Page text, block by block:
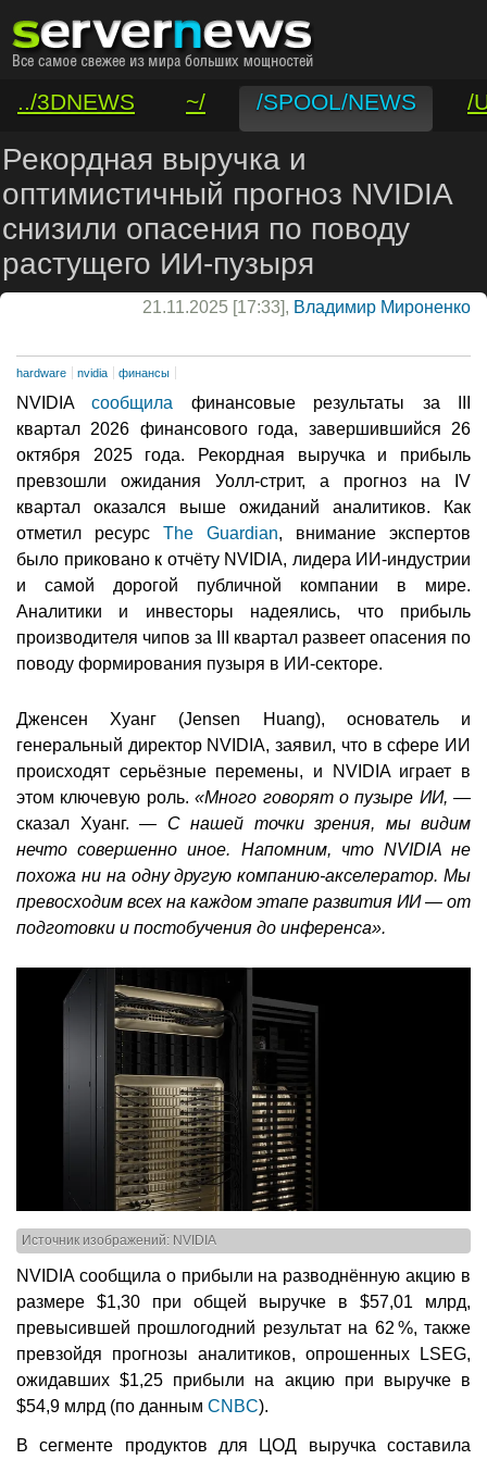
../3DNEWS ~/ /SPOOL/NEWS
/
/VAR/CONTACT
Рекордная выручка и
оптимистичный прогноз NVIDIA
снизили опасения по поводу
растущего ИИ-пузыря
21.11.2025 [17:33], Владимир Мироненко
hardware nvidia финансы
NVIDIAсообщила финансовые результаты за III
квартал 2026 финансового года, завершившийся 26
октября 2025 года. Рекордная выручка и прибыль
превзошли ожидания Уолл-стрит, а прогноз на IV
квартал оказался выше ожиданий аналитиков. Как
отметил ресурс The Guardian, внимание экспертов
было приковано к отчёту NVIDIA, лидера ИИ-индустрии
и самой дорогой публичной компании в мире.
Аналитики и инвесторы надеялись, что прибыль
производителя чипов за III квартал развеет опасения по
поводу формирования пузыря в ИИ-секторе.
Дженсен Хуанг (Jensen Huang), основатель и
генеральный директор NVIDIA, заявил, что в сфере ИИ
происходят серьёзные перемены, и NVIDIA играет в
этом ключевую роль.«Много говорят о пузыре ИИ, —
сказал Хуанг. — С нашей точки зрения, мы видим
нечто совершенно иное. Напомним, что NVIDIA не
похожа ни на одну другую компанию-акселератор. Мы
превосходим всех на каждом этапе развития ИИ — от
подготовки и постобучения до инференса».
Источник изображений: NVIDIA
NVIDIA сообщила о прибыли на разводнённую акцию в
размере $1,30 при общей выручке в $57,01 млрд,
превысившей прошлогодний результат на 62 %, также
превзойдя прогнозы аналитиков, опрошенных LSEG,
ожидавших $1,25 прибыли на акцию при выручке в
$54,9 млрд (по данным CNBC).
В сегменте продуктов для ЦОД выручка составила